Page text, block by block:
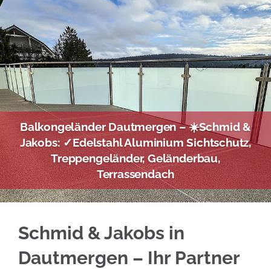
Balkongeländer Dautmergen – ☀️Schmid &
Jakobs: ✓Edelstahl Aluminium Sichtschutz,
Treppengeländer, Geländerbau,
Terrassendach
Schmid & Jakobs in
Dautmergen – Ihr Partner